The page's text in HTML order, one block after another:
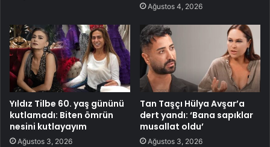
Ağustos 4, 2026
Yıldız Tilbe 60. yaş gününü
kutlamadı: Biten ömrün
nesini kutlayayım
Ağustos 3, 2026
Tan Taşçı Hülya Avşar’a
dert yandı: ‘Bana sapıklar
musallat oldu’
Ağustos 3, 2026